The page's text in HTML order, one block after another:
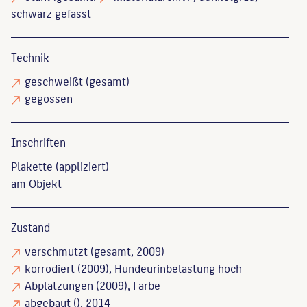
schwarz gefasst
Technik
geschweißt(gesamt)
gegossen
Inschriften
Plakette (appliziert)
am Objekt
Zustand
verschmutzt(gesamt, 2009)
korrodiert(2009), Hundeurinbelastung hoch
Abplatzungen (2009), Farbe
abgebaut(), 2014